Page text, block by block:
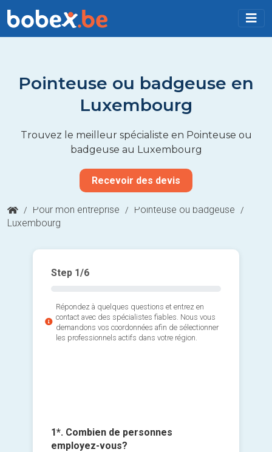
Pointeuse ou badgeuse en
Luxembourg
Trouvez le meilleur spécialiste en Pointeuse ou
badgeuse au Luxembourg
Recevoir des devis
/ Pour mon entreprise / Pointeuse ou badgeuse /
Luxembourg
Step 1/6
Répondez à quelques questions et entrez en
contact avec des spécialistes fiables. Nous vous
demandons vos coordonnées afin de sélectionner
les professionnels actifs dans votre région.
1*. Combien de personnes
employez-vous?